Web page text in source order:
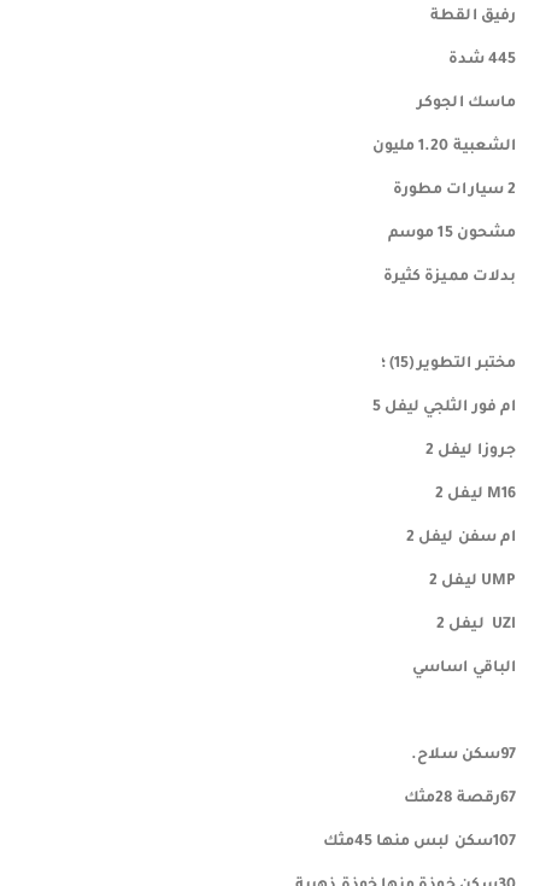
رفيق القطة
445 شدة
ماسك الجوكر
الشعبية 1.20 مليون
2 سيارات مطورة
مشحون 15 موسم
بدلات مميزة كثيرة
مختبر التطوير (15) ؛
ام فور الثلجي ليفل 5
جروزا ليفل 2
M16 ليفل 2
ام سفن ليفل 2
UMP ليفل 2
UZI ليفل 2
الباقي اساسي
97سكن سلاح.
67رقصة 28مثك
107سكن لبس منها 45مثك